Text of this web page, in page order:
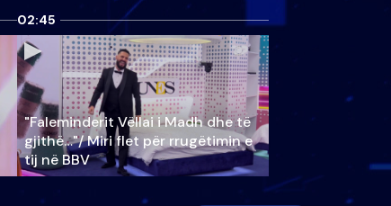
02:45
"Faleminderit Vëllai i Madh dhe të
gjithë…"/ Miri flet për rrugëtimin e
tij në BBV